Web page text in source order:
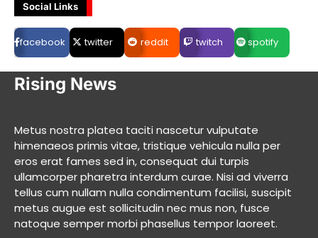
Social Links
facebook twitter reddit twitch spotify
Rising News
Metus nostra platea taciti nascetur vulputate
himenaeos primis vitae, tristique vehicula nulla per
eros erat fames sed in, consequat dui turpis
ullamcorper pharetra interdum curae. Nisi ad viverra
tellus cum nullam nulla condimentum facilisi, suscipit
metus augue est sollicitudin nec mus non, fusce
natoque semper morbi phasellus tempor laoreet.